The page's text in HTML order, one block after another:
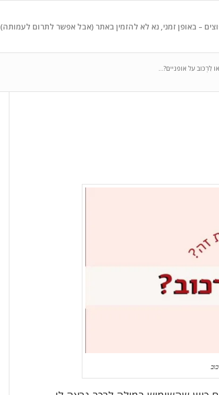
– באופן זמני, נא לא להזמין באתר (אבל אפשר לתרום לעמותה)
לִרְכּוב על אופניים?...